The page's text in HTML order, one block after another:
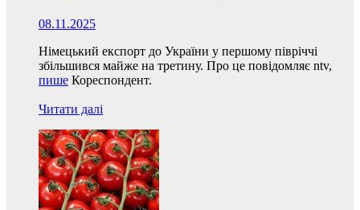
08.11.2025
Німецький експорт до України у першому півріччі
збільшився майже на третину. Про це повідомляє ntv,
пише Кореспондент.
Читати далі